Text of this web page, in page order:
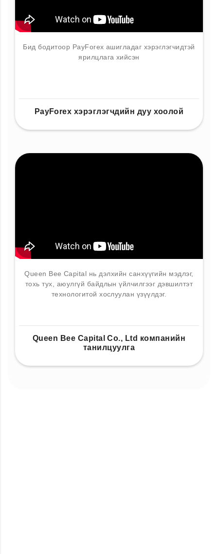
Бид бодитоор PayForex ашигладаг хэрэглэгчидтэй
ярилцлага хийсэн
PayForex хэрэглэгчдийн дуу хоолой
Queen Bee Capital нь дэлхийн санхүүгийн мэдлэг,
тохь тух, аюулгүй байдлын үйлчилгээг дэвшилтэт
технологитой хослуулан үзүүлдэг.
Queen Bee Capital Co., Ltd компанийн
танилцуулга